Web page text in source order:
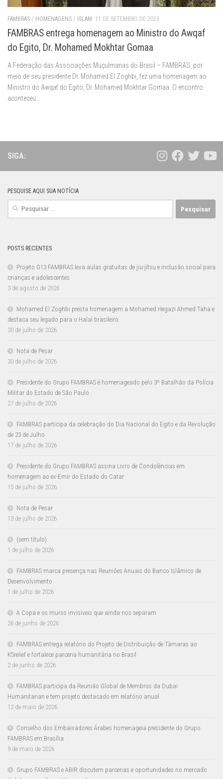
FAMBRAS / HOMENAGENS / ISLAM 11 DE SETEMBRO DE 2023
FAMBRAS entrega homenagem ao Ministro do Awqaf
do Egito, Dr. Mohamed Mokhtar Gomaa
A Federação das Associações Muçulmanas do Brasil – FAMBRAS, por
meio de seu presidente Dr. Mohamed El Zoghbi, fez uma homenagem ao
Ministro do Awqaf do Egito, Dr. Mohamed Mokhtar Gomaa. O encontro
aconteceu...
SIGA:
PESQUISE AQUI SUA NOTÍCIA
Pesquisar
POSTS RECENTES
Projeto G13 FAMBRAS leva aulas gratuitas de jiu-jítsu e inclusão social para
crianças e adolescentes
3 de agosto de 2026
Mohamed El Zoghbi presta homenagem a Mohamed Hegazi Ahmed Taha e
destaca seu legado para o Halal brasileiro
30 de julho de 2026
Nota de Pesar
30 de julho de 2026
Presidente do Grupo FAMBRAS é homenageado pelo 3º Batalhão da Polícia
Militar do Estado de São Paulo
27 de julho de 2026
FAMBRAS participa da celebração do Dia Nacional do Egito e da Revolução
de 23 de Julho
17 de julho de 2026
Presidente do Grupo FAMBRAS assina Livro de Condolências em
homenagem ao ex-Emir do Estado do Catar
15 de julho de 2026
Nota de Pesar
13 de julho de 2026
(sem título)
1 de julho de 2026
FAMBRAS marca presença nas Reuniões Anuais do Banco Islâmico de
Desenvolvimento
1 de julho de 2026
A Copa e os muros invisíveis que ainda nos separam
26 de junho de 2026
FAMBRAS entrega relatório do Projeto de Distribuição de Tâmaras ao
KSrelief e fortalece parceria humanitária no Brasil
2 de junho de 2026
FAMBRAS participa da Reunião Global de Membros da Dubai
Humanitarian e tem projeto destacado em relatório anual
12 de maio de 2026
Conselho dos Embaixadores Árabes homenageia presidente do Grupo
FAMBRAS em Brasília
9 de maio de 2026
Grupo FAMBRAS e ABIR discutem parcerias e oportunidades no mercado